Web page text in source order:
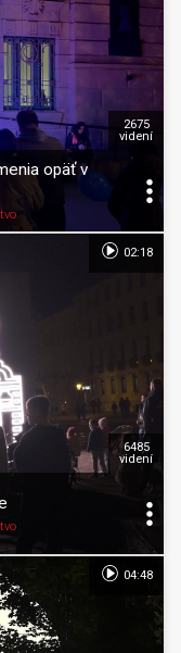
opäť v
2675
videní
6485
videní
02:18
04:48